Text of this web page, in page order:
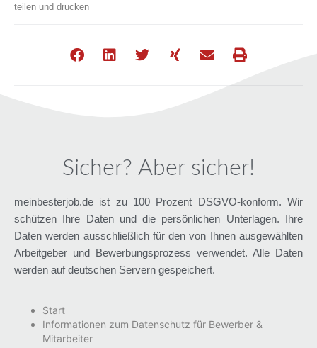
teilen und drucken
Sicher? Aber sicher!
meinbesterjob.de ist zu 100 Prozent DSGVO-konform. Wir
schützen Ihre Daten und die persönlichen Unterlagen. Ihre
Daten werden ausschließlich für den von Ihnen ausgewählten
Arbeitgeber und Bewerbungsprozess verwendet. Alle Daten
werden auf deutschen Servern gespeichert.
Start
Informationen zum Datenschutz für Bewerber &
Mitarbeiter